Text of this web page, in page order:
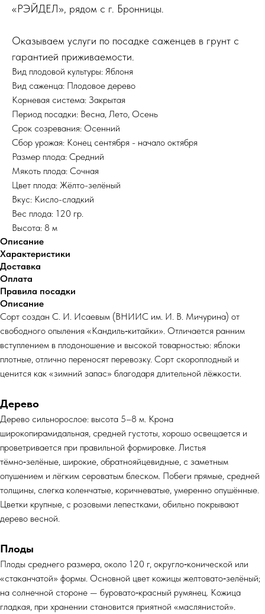
«РЭЙДЕЛ», рядом с г. Бронницы.
Оказываем услуги по посадке саженцев в грунт с
гарантией приживаемости.
Вид плодовой культуры: Яблоня
Вид саженца: Плодовое дерево
Корневая система: Закрытая
Период посадки: Весна, Лето, Осень
Срок созревания: Осенний
Сбор урожая: Конец сентября - начало октября
Размер плода: Средний
Мякоть плода: Сочная
Цвет плода: Жёлто-зелёный
Вкус: Кисло-сладкий
Вес плода: 120 гр.
Высота: 8 м
Описание
Характеристики
Доставка
Оплата
Правила посадки
Описание
Сорт создан С. И. Исаевым (ВНИИС им. И. В. Мичурина) от
свободного опыления «Кандиль‑китайки». Отличается ранним
вступлением в плодоношение и высокой товарностью: яблоки
плотные, отлично переносят перевозку. Сорт скороплодный и
ценится как «зимний запас» благодаря длительной лёжкости.
Дерево
Дерево сильнорослое: высота 5–8 м. Крона
широкопирамидальная, средней густоты, хорошо освещается и
проветривается при правильной формировке. Листья
тёмно‑зелёные, широкие, обратнояйцевидные, с заметным
опушением и лёгким сероватым блеском. Побеги прямые, средней
толщины, слегка коленчатые, коричневатые, умеренно опушённые.
Цветки крупные, с розовыми лепестками, обильно покрывают
дерево весной.
Плоды
Плоды среднего размера, около 120 г, округло‑конической или
«стаканчатой» формы. Основной цвет кожицы желтовато‑зелёный;
на солнечной стороне — буровато‑красный румянец. Кожица
гладкая, при хранении становится приятной «маслянистой».